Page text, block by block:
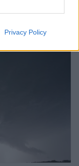
Privacy Policy